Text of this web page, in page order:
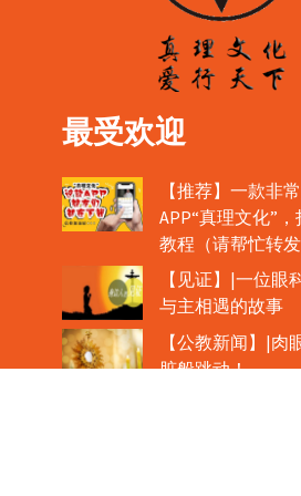
最受欢迎
【推荐】一款非
APP“真理文化”
教程（请帮忙转发
【见证】|一位眼
与主相遇的故事
【公教新闻】|肉
脏般跳动！